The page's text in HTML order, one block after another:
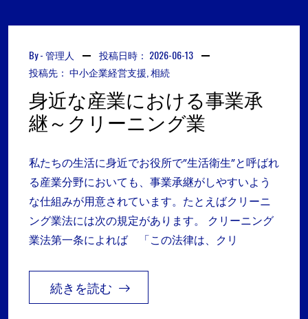
By -管理人 投稿日時： 2026-06-13
投稿先： 中小企業経営支援 相続
身近な産業における事業承
継～クリーニング業
私たちの生活に身近でお役所で”生活衛生”と呼ばれ
る産業分野においても、事業承継がしやすいよう
な仕組みが用意されています。たとえばクリーニ
ング業法には次の規定があります。 クリーニング
業法第一条によれば 「この法律は、クリ
続きを読む